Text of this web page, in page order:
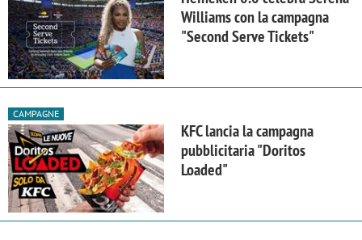
Williams con la campagna
"Second Serve Tickets"
CAMPAGNE
KFC lancia la campagna
pubblicitaria "Doritos
Loaded"